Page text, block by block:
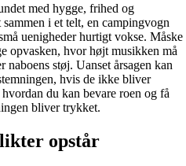
med hygge, frihed og
i et telt, en campingvogn
uenigheder hurtigt vokse. Måske
opvasken, hvor højt musikken må
støj. Uanset årsagen kan
hvis de ikke bliver
du kan bevare roen og få
bliver trykket.
opstår